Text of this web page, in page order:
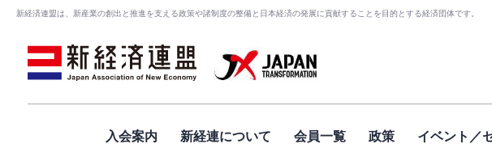
新経済連盟は、新産業の創出と推進を支える政策や諸制度の整備と日本経済の発展に貢献することを目的とする経済団体です。
入会案内 新経連について 会員一覧 政策 イベント／